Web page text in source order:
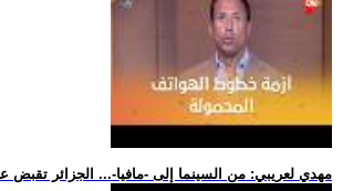
.. مهدي لعريبي: من السينما إلى -مافيا-... الجزائر تقبض